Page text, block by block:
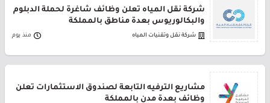
شركة نقل المياه تعلن وظائف شاغرة لحملة الدبلوم
والبكالوريوس بعدة مناطق بالمملكة
شركة نقل وتقنيات المياه منذ يوم
مشاريع الترفيه التابعة لصندوق الاستثمارات تعلن
وظائف بعدة مدن بالمملكة